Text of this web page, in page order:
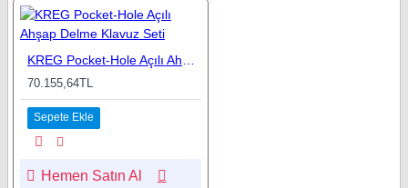
70.155,64TL
Sepete Ekle
Hemen Satın Al